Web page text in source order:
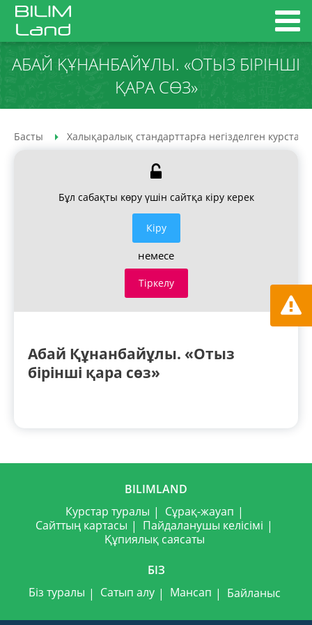
АБАЙ ҚҰНАНБАЙҰЛЫ. «ОТЫЗ БІРІНШІ
ҚАРА СӨЗ»
Басты Халықаралық стандарттарға негізделген курстар
Бұл сабақты көру үшін сайтқа кіру керек
Кiру
немесе
Тіркелу
Абай Құнанбайұлы. «Отыз
бірінші қара сөз»
BILIMLAND
Курстар туралы
Сұрақ-жауап
Сайттың картасы
Пайдаланушы келісімі
Құпиялық саясаты
БІЗ
Біз туралы
Сатып алу Мансап Байланыс